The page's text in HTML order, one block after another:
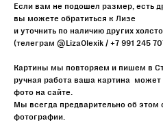
Если вам не подошел размер, есть
вы можете обратиться к Лизе
и уточнить по наличию других
(телеграм @LizaOlexik / +7 991 245
Картины мы повторяем и пишем в
ручная работа ваша картина может
фото на сайте.
Мы всегда предварительно об
фотографии.